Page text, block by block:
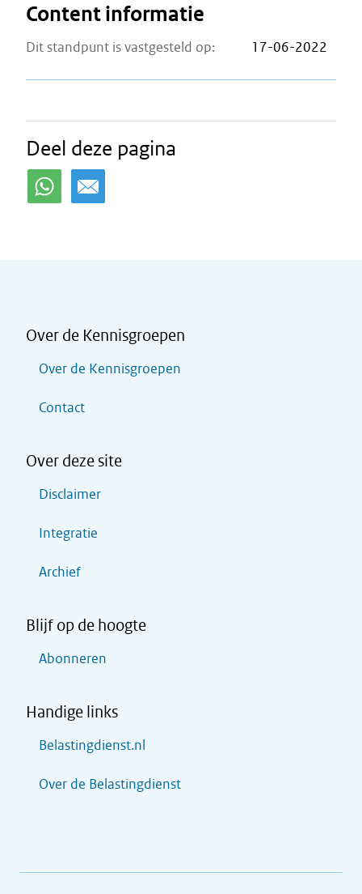
Content informatie
Dit standpunt is vastgesteld op: 17-06-2022
Deel deze pagina
Over de Kennisgroepen
Over de Kennisgroepen
Contact
Over deze site
Disclaimer
Integratie
Archief
Blijf op de hoogte
Abonneren
Handige links
Belastingdienst.nl
Over de Belastingdienst